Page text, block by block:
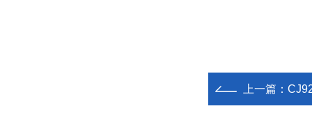
上一篇：